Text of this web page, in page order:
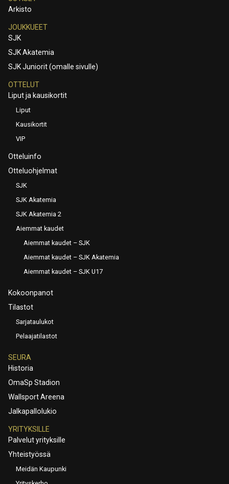
Arkisto
JOUKKUEET
SJK
SJK Akatemia
SJK Juniorit (omalle sivulle)
OTTELUT
Liput ja kausikortit
Liput
Kausikortit
VIP
Otteluinfo
Otteluohjelmat
SJK
SJK Akatemia
SJK Akatemia 2
Aiemmat kaudet
Aiemmat kaudet – SJK
Aiemmat kaudet – SJK Akatemia
Aiemmat kaudet – SJK U17
Kokoonpanot
Tilastot
Sarjataulukot
Pelaajatilastot
SEURA
Historia
OmaSp Stadion
Wallsport Areena
Jalkapallolukio
YRITYKSILLE
Palvelut yrityksille
Yhteistyössä
Meidän Kaupunki